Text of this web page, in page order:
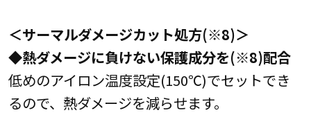
＜サーマルダメージカット処方(※8)＞
◆熱ダメージに負けない保護成分を(※8)配合
低めのアイロン温度設定(150℃)でセットでき
るので、熱ダメージを減らせます。